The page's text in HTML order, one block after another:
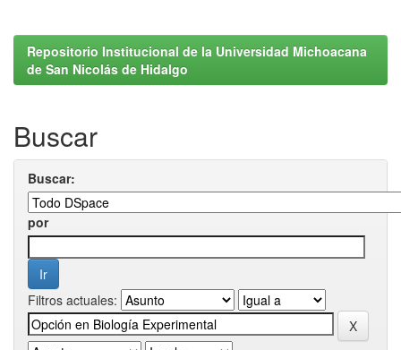
Repositorio Institucional de la Universidad Michoacana
de San Nicolás de Hidalgo
Buscar
Buscar:
por
Filtros actuales: